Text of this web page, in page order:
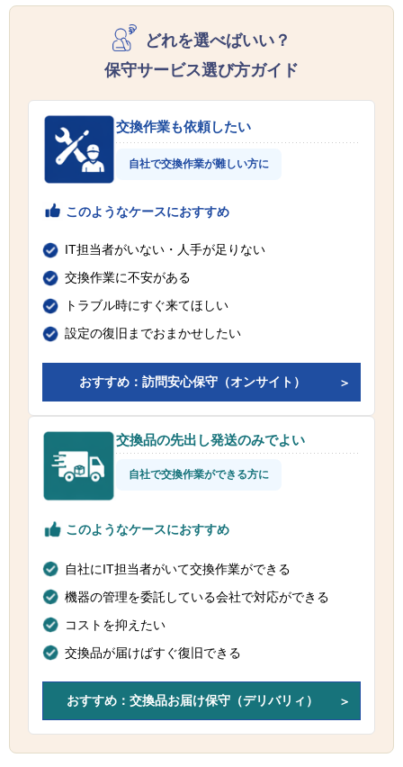
どれを選べばいい？
保守サービス選び方ガイド
交換作業も依頼したい
自社で交換作業が難しい方に
このようなケースにおすすめ
IT担当者がいない・人手が足りない
交換作業に不安がある
トラブル時にすぐ来てほしい
設定の復旧までおまかせしたい
おすすめ：訪問安心保守（オンサイト）
交換品の先出し発送のみでよい
自社で交換作業ができる方に
このようなケースにおすすめ
自社にIT担当者がいて交換作業ができる
機器の管理を委託している会社で対応ができる
コストを抑えたい
交換品が届けばすぐ復旧できる
おすすめ：交換品お届け保守（デリバリィ）